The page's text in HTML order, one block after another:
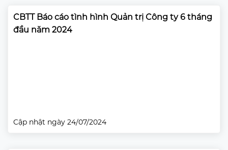
CBTT Báo cáo tình hình Quản trị Công ty 6 tháng
đầu năm 2024
Cập nhật ngày 24/07/2024